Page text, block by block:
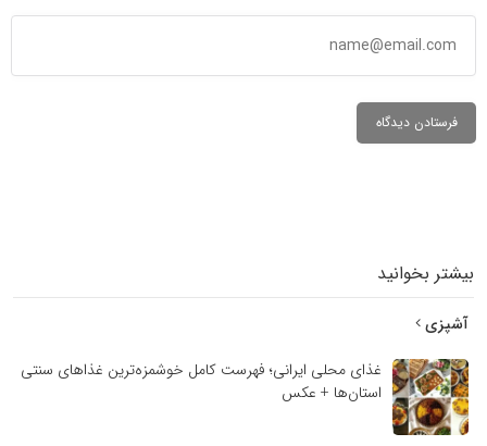
بخوانید
غذای محلی ایرانی؛ فهرست کامل خوشمزه‌ترین غذاهای سنتی
استان‌ها + عکس